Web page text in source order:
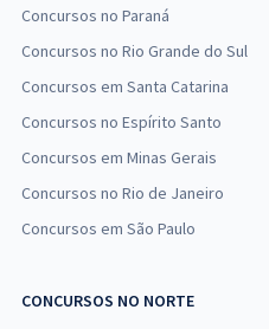
Concursos no Paraná
Concursos no Rio Grande do Sul
Concursos em Santa Catarina
Concursos no Espírito Santo
Concursos em Minas Gerais
Concursos no Rio de Janeiro
Concursos em São Paulo
CONCURSOS NO NORTE